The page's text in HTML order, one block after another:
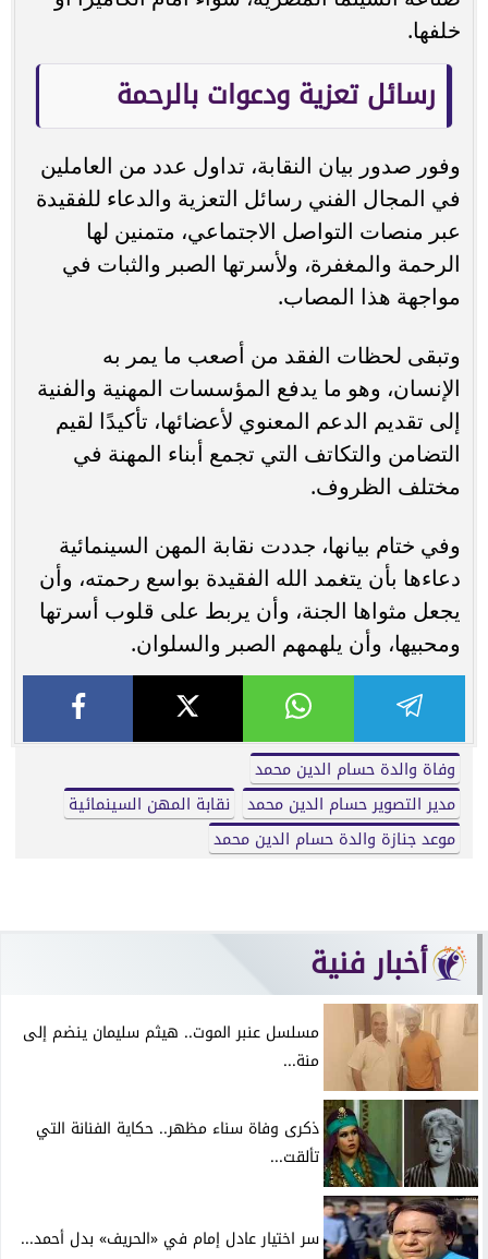
خلفها.
رسائل تعزية ودعوات بالرحمة
وفور صدور بيان النقابة، تداول عدد من العاملين
في المجال الفني رسائل التعزية والدعاء للفقيدة
عبر منصات التواصل الاجتماعي، متمنين لها
الرحمة والمغفرة، ولأسرتها الصبر والثبات في
مواجهة هذا المصاب.
وتبقى لحظات الفقد من أصعب ما يمر به
الإنسان، وهو ما يدفع المؤسسات المهنية والفنية
إلى تقديم الدعم المعنوي لأعضائها، تأكيدًا لقيم
التضامن والتكاتف التي تجمع أبناء المهنة في
مختلف الظروف.
وفي ختام بيانها، جددت نقابة المهن السينمائية
دعاءها بأن يتغمد الله الفقيدة بواسع رحمته، وأن
يجعل مثواها الجنة، وأن يربط على قلوب أسرتها
ومحبيها، وأن يلهمهم الصبر والسلوان.
وفاة والدة حسام الدين محمد
مدير التصوير حسام الدين محمد
نقابة المهن السينمائية
موعد جنازة والدة حسام الدين محمد
أخبار فنية
مسلسل عنبر الموت.. هيثم سليمان ينضم إلى
منة...
ذكرى وفاة سناء مظهر.. حكاية الفنانة التي
تألقت...
سر اختيار عادل إمام في «الحريف» بدل أحمد...